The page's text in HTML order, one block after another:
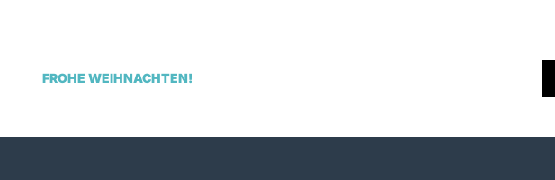
FROHE WEIHNACHTEN!